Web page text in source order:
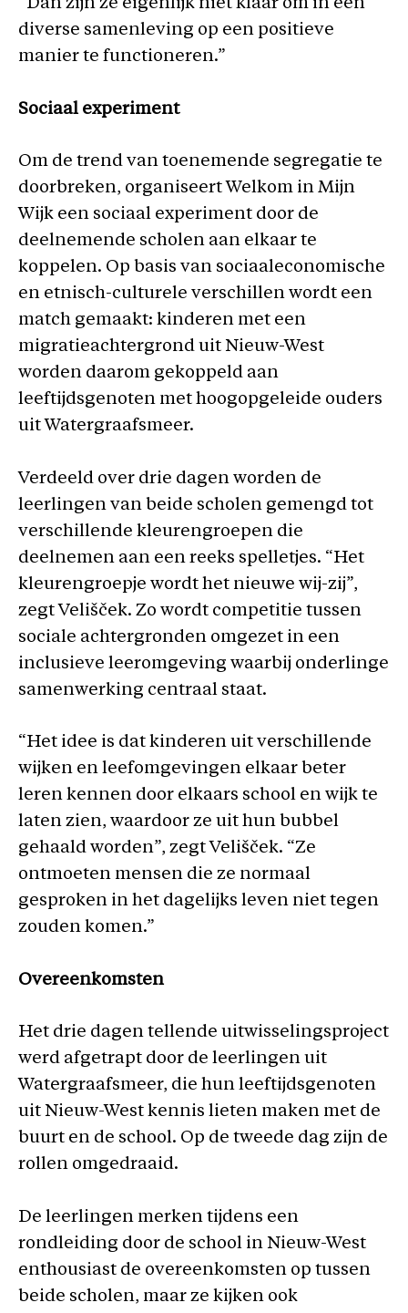
“Dan zijn ze eigenlijk niet klaar om in een
diverse samenleving op een positieve
manier te functioneren.”
Sociaal experiment
Om de trend van toenemende segregatie te
doorbreken, organiseert Welkom in Mijn
Wijk een sociaal experiment door de
deelnemende scholen aan elkaar te
koppelen. Op basis van sociaaleconomische
en etnisch-culturele verschillen wordt een
match gemaakt: kinderen met een
migratieachtergrond uit Nieuw-West
worden daarom gekoppeld aan
leeftijdsgenoten met hoogopgeleide ouders
uit Watergraafsmeer.
Verdeeld over drie dagen worden de
leerlingen van beide scholen gemengd tot
verschillende kleurengroepen die
deelnemen aan een reeks spelletjes. “Het
kleurengroepje wordt het nieuwe wij-zij”,
zegt Velišček. Zo wordt competitie tussen
sociale achtergronden omgezet in een
inclusieve leeromgeving waarbij onderlinge
samenwerking centraal staat.
“Het idee is dat kinderen uit verschillende
wijken en leefomgevingen elkaar beter
leren kennen door elkaars school en wijk te
laten zien, waardoor ze uit hun bubbel
gehaald worden”, zegt Velišček. “Ze
ontmoeten mensen die ze normaal
gesproken in het dagelijks leven niet tegen
zouden komen.”
Overeenkomsten
Het drie dagen tellende uitwisselingsproject
werd afgetrapt door de leerlingen uit
Watergraafsmeer, die hun leeftijdsgenoten
uit Nieuw-West kennis lieten maken met de
buurt en de school. Op de tweede dag zijn de
rollen omgedraaid.
De leerlingen merken tijdens een
rondleiding door de school in Nieuw-West
enthousiast de overeenkomsten op tussen
beide scholen, maar ze kijken ook